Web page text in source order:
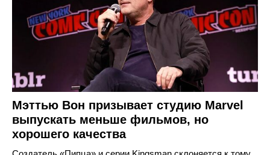
Мэттью Вон призывает студию Marvel
выпускать меньше фильмов, но
хорошего качества